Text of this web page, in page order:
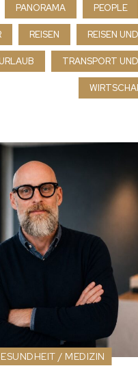
PANORAMA PEOPLE
REISEN REISEN
TRANSPORT
/ MEDIZIN